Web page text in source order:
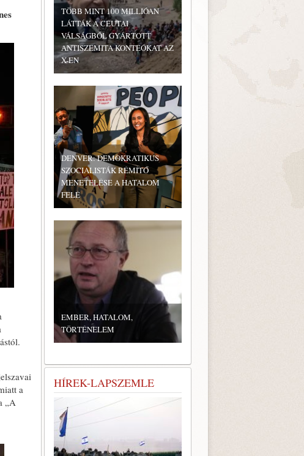
a
„A
TÖBB MINT 100 MILLIÓAN
LÁTTÁK A CEUTAI
VÁLSÁGBÓL GYÁRTOTT
ANTISZEMITA KONTEÓKAT AZ
X-EN
DENVER: DEMOKRATIKUS
SZOCIALISTÁK RÉMÍTŐ
MENETELÉSE A HATALOM
FELÉ
EMBER, HATALOM,
TÖRTÉNELEM
HÍREK-LAPSZEMLE